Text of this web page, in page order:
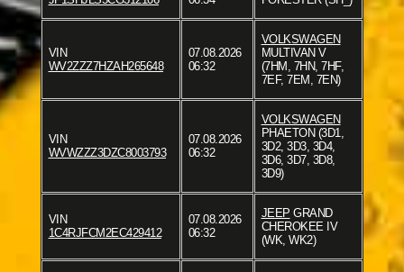
VIN
WV2ZZZ7HZAH265648
07.08.2026
06:32
VOLKSWAGEN
MULTIVAN V
(7HM, 7HN, 7HF,
7EF, 7EM, 7EN)
VIN
WVWZZZ3DZC8003793
07.08.2026
06:32
VOLKSWAGEN
PHAETON (3D1,
3D2, 3D3, 3D4,
3D6, 3D7, 3D8,
3D9)
VIN
1C4RJFCM2EC429412
07.08.2026
06:32
JEEP GRAND
CHEROKEE IV
(WK, WK2)